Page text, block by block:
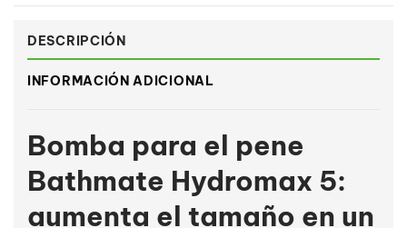
DESCRIPCIÓN
INFORMACIÓN ADICIONAL
Bomba para el pene
Bathmate Hydromax 5:
aumenta el tamaño en un